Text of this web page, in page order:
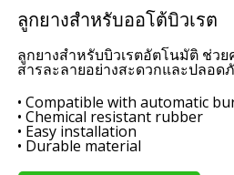
ลูกยางสำหรับออโต้บิวเรต
ลูกยางสำหรับบิวเรตอัตโนมัติ ช่ว
สารละลายอย่างสะดวกและปลอด
• Compatible with automatic
• Chemical resistant rubber
• Easy installation
• Durable material